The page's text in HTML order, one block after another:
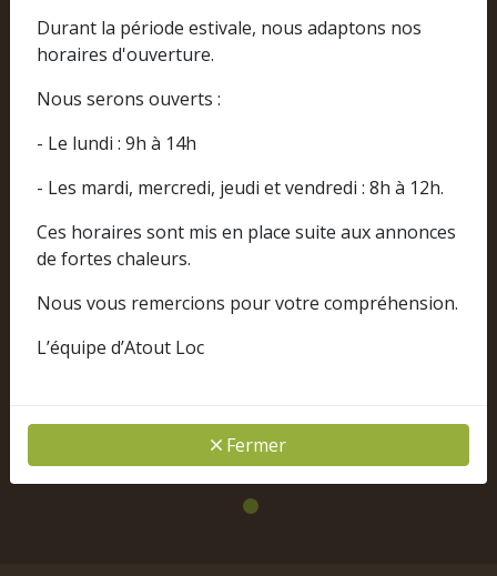
Durant la période estivale, nous adaptons nos
horaires d'ouverture.
Nous serons ouverts :
- Le lundi : 9h à 14h
- Les mardi, mercredi, jeudi et vendredi : 8h à 12h.
Ces horaires sont mis en place suite aux annonces
de fortes chaleurs.
Nous vous remercions pour votre compréhension.
L’équipe d’Atout Loc
Fermer